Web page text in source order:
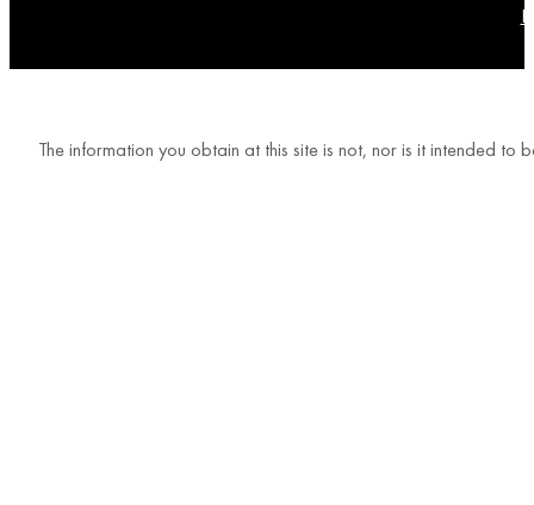
The information you obtain at this site is not, nor is it intended